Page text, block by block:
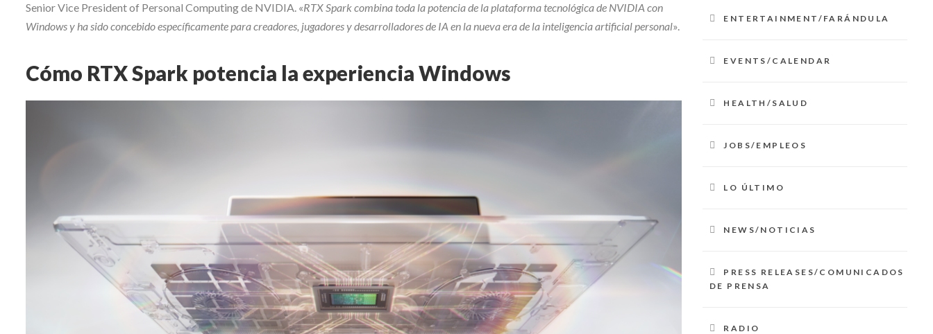
Senior Vice President of Personal Computing de NVIDIA. «RTX Spark combina toda la potencia de la plataforma tecnológica de NVIDIA con
Windows y ha sido concebido específicamente para creadores, jugadores y desarrolladores de IA en la nueva era de la inteligencia artificial personal».
Cómo RTX Spark potencia la experiencia Windows
ENTERTAINMENT/FARÁNDULA
EVENTS/CALENDAR
HEALTH/SALUD
JOBS/EMPLEOS
LO ÚLTIMO
NEWS/NOTICIAS
PRESS RELEASES/COMUNICADOS
DE PRENSA
RADIO